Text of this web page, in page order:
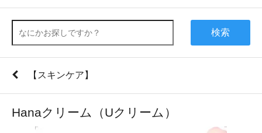
検索
【スキンケア】
Hanaクリーム（Uクリーム）